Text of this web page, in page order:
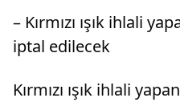
– Kırmızı ışık ihlali
iptal edilecek
Kırmızı ışık ihlali